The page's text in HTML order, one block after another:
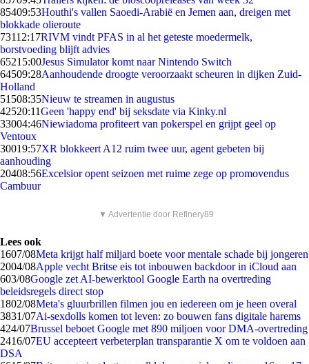
85409:53Houthi's vallen Saoedi-Arabië en Jemen aan, dreigen met
blokkade olieroute
73112:17RIVM vindt PFAS in al het geteste moedermelk,
borstvoeding blijft advies
65215:00Jesus Simulator komt naar Nintendo Switch
64509:28Aanhoudende droogte veroorzaakt scheuren in dijken Zuid-
Holland
51508:35Nieuw te streamen in augustus
42520:11Geen 'happy end' bij seksdate via Kinky.nl
33004:46Niewiadoma profiteert van pokerspel en grijpt geel op
Ventoux
30019:57XR blokkeert A12 ruim twee uur, agent gebeten bij
aanhouding
20408:56Excelsior opent seizoen met ruime zege op promovendus
Cambuur
▼ Advertentie door Refinery89
Lees ook
1607/08Meta krijgt half miljard boete voor mentale schade bij jongeren
2004/08Apple vecht Britse eis tot inbouwen backdoor in iCloud aan
603/08Google zet AI-bewerktool Google Earth na overtreding
beleidsregels direct stop
1802/08Meta's gluurbrillen filmen jou en iedereen om je heen overal
3831/07Ai-sexdolls komen tot leven: zo bouwen fans digitale harems
424/07Brussel beboet Google met 890 miljoen voor DMA-overtreding
2416/07EU accepteert verbeterplan transparantie X om te voldoen aan
DSA